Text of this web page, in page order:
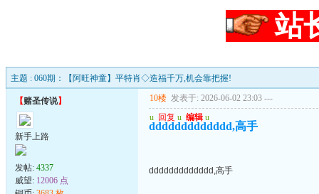
站
主题 : 060期：【阿旺神童】平特肖◇造福千万,机会靠把握!
【赌圣传说】
新手上路
发帖: 4337
威望: 12006 点
10楼 发表于: 2026-06-02 23:03 ---
u 回复 u 编辑 u
ddddddddddddd,高手
ddddddddddddd,高手